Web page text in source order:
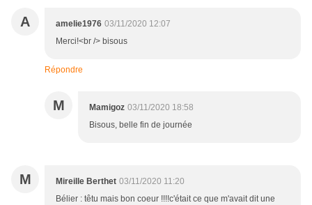
A amelie1976 03/11/2020 12:07
Merci!<br /> bisous
Répondre
M Mamigoz 03/11/2020 18:58
Bisous, belle fin de journée
M Mireille Berthet 03/11/2020 11:20
Bélier : têtu mais bon coeur !!!!c'était ce que m'avait dit une